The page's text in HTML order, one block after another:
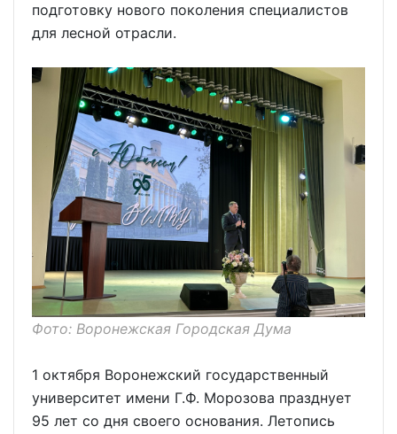
подготовку нового поколения специалистов
для лесной отрасли.
Фото: Воронежская Городская Дума
1 октября Воронежский государственный
университет имени Г.Ф. Морозова празднует
95 лет со дня своего основания. Летопись